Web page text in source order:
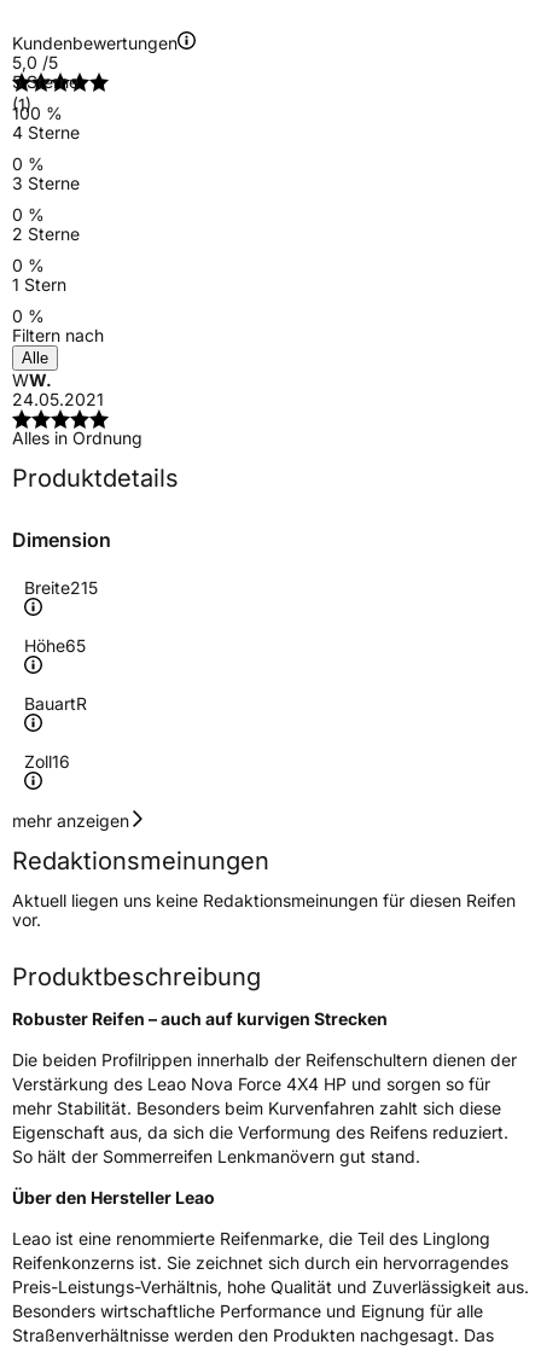
Kundenbewertungen
5,0 /5
(1)
5 Sterne
100 %
4 Sterne
0 %
3 Sterne
0 %
2 Sterne
0 %
1 Stern
0 %
Filtern nach
Alle
WW.
24.05.2021
Alles in Ordnung
Produktdetails
Dimension
Breite215
Höhe65
BauartR
Zoll16
Geschwindigkeitsindex
Höchstgeschwindigkeit
210 km/h
Lastindex102
Höchstlast850 kg
Gewicht (in kg)
Generelle Merkmale
Fahrzeugtyp SUV
VerwendungSommerreifen
Weitere Eigenschaften
SchlauchtypTL
mehr anzeigen
Redaktionsmeinungen
Aktuell liegen uns keine Redaktionsmeinungen für diesen Reifen
vor.
Produktbeschreibung
Robuster Reifen – auch auf kurvigen Strecken
Die beiden Profilrippen innerhalb der Reifenschultern dienen der
Verstärkung des Leao Nova Force 4X4 HP und sorgen so für
mehr Stabilität. Besonders beim Kurvenfahren zahlt sich diese
Eigenschaft aus, da sich die Verformung des Reifens reduziert.
So hält der Sommerreifen Lenkmanövern gut stand.
Über den Hersteller Leao
Leao ist eine renommierte Reifenmarke, die Teil des Linglong
Reifenkonzerns ist. Sie zeichnet sich durch ein hervorragendes
Preis-Leistungs-Verhältnis, hohe Qualität und Zuverlässigkeit aus.
Besonders wirtschaftliche Performance und Eignung für alle
Straßenverhältnisse werden den Produkten nachgesagt. Das